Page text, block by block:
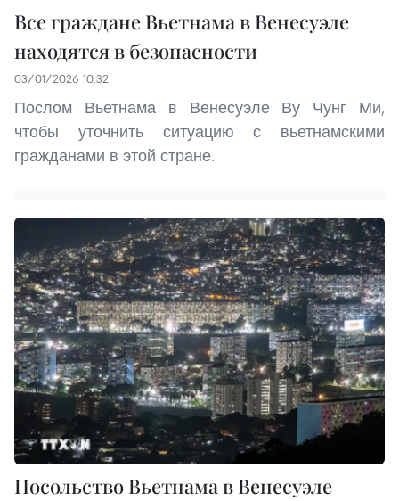
Все граждане Вьетнама в Венесуэле
находятся в безопасности
03/01/2026 10:32
Послом Вьетнама в Венесуэле Ву Чунг Ми,
чтобы уточнить ситуацию с вьетнамскими
гражданами в этой стране.
Посольство Вьетнама в Венесуэле